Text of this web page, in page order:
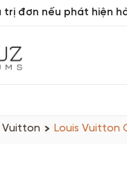
trị đơn nếu phát hiện
Vuitton Louis Vuitton